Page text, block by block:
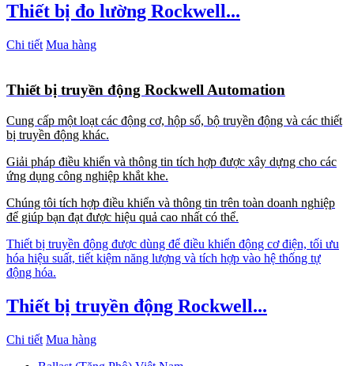
Thiết bị đo lường Rockwell...
Chi tiết Mua hàng
Thiết bị truyền động Rockwell Automation
Cung cấp một loạt các động cơ, hộp số, bộ truyền động và các thiết
bị truyền động khác.
Giải pháp điều khiển và thông tin tích hợp được xây dựng cho các
ứng dụng công nghiệp khắt khe.
Chúng tôi tích hợp điều khiển và thông tin trên toàn doanh nghiệp
để giúp bạn đạt được hiệu quả cao nhất có thể.
Thiết bị truyền động được dùng để điều khiển động cơ điện, tối ưu
hóa hiệu suất, tiết kiệm năng lượng và tích hợp vào hệ thống tự
động hóa.
Thiết bị truyền động Rockwell...
Chi tiết Mua hàng